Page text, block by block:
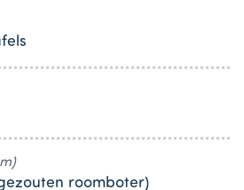
roomboter)